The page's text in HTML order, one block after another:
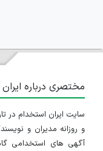
مختصری درباره
و روزانه مدیران و
آگهی های استخدامی